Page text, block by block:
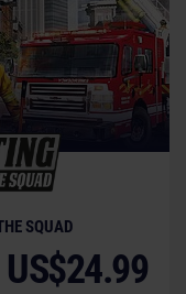
SQUAD
US$24.99